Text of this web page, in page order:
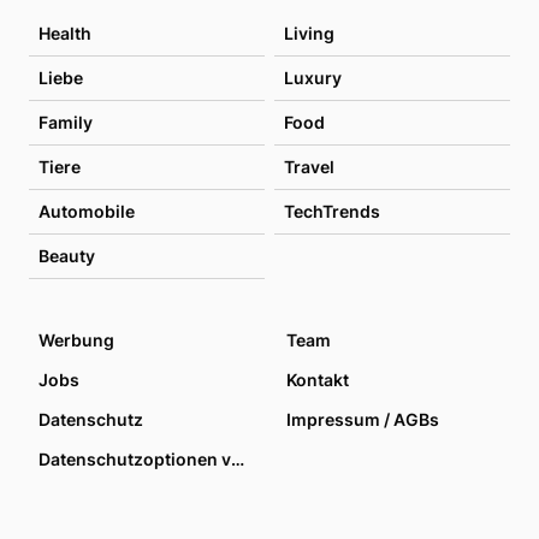
Health Living
Liebe Luxury
Family Food
Tiere Travel
Automobile TechTrends
Beauty
Werbung
Team
Jobs
Kontakt
Datenschutz
Impressum / AGBs
Datenschutzoptionen verwalten